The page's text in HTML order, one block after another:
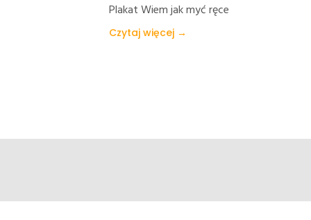
Plakat Wiem jak myć ręce
Czytaj więcej →